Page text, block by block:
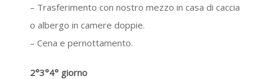
– Trasferimento con nostro mezzo in casa di caccia
o albergo in camere doppie.
– Cena e pernottamento.
2°3°4° giorno